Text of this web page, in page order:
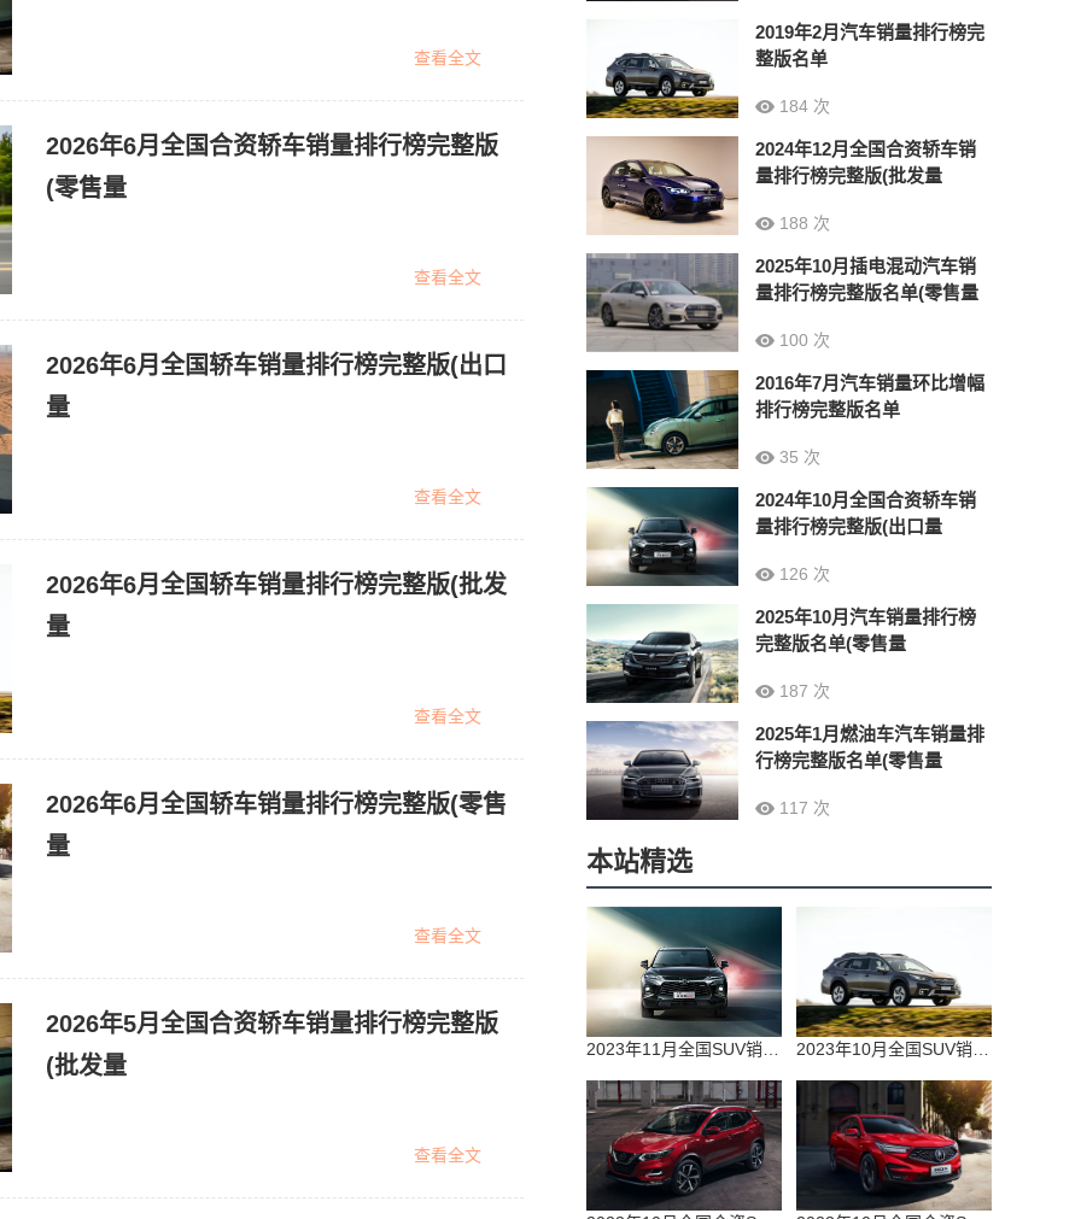
查看全文
2026年6月全国合资轿车销量排行榜完整版
(零售量
查看全文
2026年6月全国轿车销量排行榜完整版(出口
量
查看全文
2026年6月全国轿车销量排行榜完整版(批发
量
查看全文
2026年6月全国轿车销量排行榜完整版(零售
量
查看全文
2026年5月全国合资轿车销量排行榜完整版
(批发量
查看全文
2019年2月汽车销量排行榜完
整版名单
184 次
2024年12月全国合资轿车销
量排行榜完整版(批发量
188 次
2025年10月插电混动汽车销
量排行榜完整版名单(零售量
100 次
2016年7月汽车销量环比增幅
排行榜完整版名单
35 次
2024年10月全国合资轿车销
量排行榜完整版(出口量
126 次
2025年10月汽车销量排行榜
完整版名单(零售量
187 次
2025年1月燃油车汽车销量排
行榜完整版名单(零售量
117 次
本站精选